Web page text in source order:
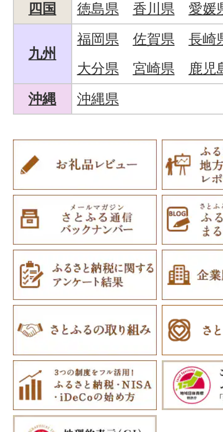
四国
徳島県 香川県 愛媛
九州
福岡県 佐賀県
長崎
大分県
宮崎県
鹿児
沖縄
沖縄県